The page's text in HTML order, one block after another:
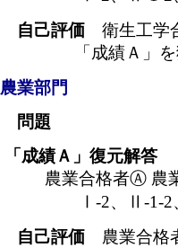
自己評価 衛生工
「成績Ａ」を獲
農業部門
問題
「成績Ａ」復元解答
農業合格者Ⓐ 農
Ⅰ-2、Ⅱ-1-2、
自己評価 農業合